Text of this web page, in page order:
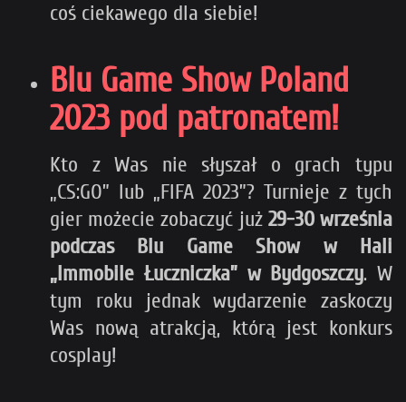
coś ciekawego dla siebie!
Blu Game Show Poland
2023 pod patronatem!
Kto z Was nie słyszał o grach typu
„CS:GO” lub „FIFA 2023”? Turnieje z tych
gier możecie zobaczyć już 29-30 września
podczas Blu Game Show w
Hali
„Immobile Łuczniczka” w Bydgoszczy. W
tym roku jednak wydarzenie zaskoczy
Was nową atrakcją, którą jest konkurs
cosplay!